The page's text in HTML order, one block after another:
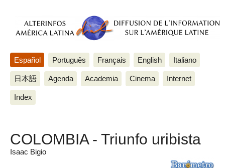
Español Português Français English Italiano
日本語 Agenda Academia Cinema Internet
Index
COLOMBIA - Triunfo uribista
Isaac Bigio